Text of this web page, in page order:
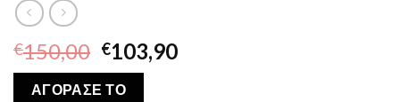
€150,00 Original
price
was:
€103,90Η
ΑΓΟΡΑΣΕ ΤΟ